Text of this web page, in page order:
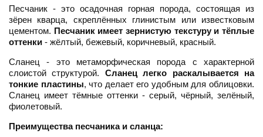
Песчаник - это осадочная горная порода, состоящая из
зёрен кварца, скреплённых глинистым или известковым
цементом. Песчаник имеет зернистую текстуру и тёплые
оттенки - жёлтый, бежевый, коричневый, красный.
Сланец - это метаморфическая порода с характерной
слоистой структурой. Сланец легко раскалывается на
тонкие пластины, что делает его удобным для облицовки.
Сланец имеет тёмные оттенки - серый, чёрный, зелёный,
фиолетовый.
Преимущества песчаника и сланца: